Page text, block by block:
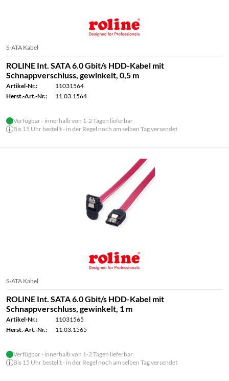
S-ATA Kabel
ROLINE Int. SATA 6.0 Gbit/s HDD-Kabel mit
Schnappverschluss, gewinkelt, 0,5 m
Artikel-Nr.:
11031564
Herst.-Art.-Nr.:
11.03.1564
Verfügbar - innerhalb von 1-2 Tagen lieferbar
Bis 15 Uhr bestellt - in der Regel noch am selben Tag versendet
S-ATA Kabel
ROLINE Int. SATA 6.0 Gbit/s HDD-Kabel mit
Schnappverschluss, gewinkelt, 1 m
Artikel-Nr.:
11031565
Herst.-Art.-Nr.:
11.03.1565
Verfügbar - innerhalb von 1-2 Tagen lieferbar
Bis 15 Uhr bestellt - in der Regel noch am selben Tag versendet